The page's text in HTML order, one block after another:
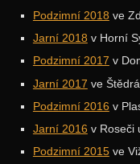
Podzimní 2018 ve
Jarní 2018 v Horní
Podzimní 2017 v
Jarní 2017 ve
Podzimní 2016 v
Jarní 2016 v Roseči
Podzimní 2015ve